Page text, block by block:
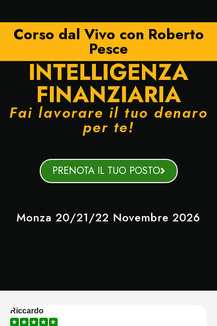
Corso dal Vivo con Roberto
Pesce
INTELLIGENZA
FINANZIARIA
Fai lavorare il tuo denaro
per te!
PRENOTA IL TUO POSTO
Monza 20/21/22 Novembre 2026
Riccardo
★ ★ ★ ★ ★